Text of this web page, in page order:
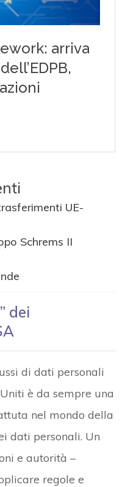
UE-
Schrems II
dei
di dati personali
è da sempre una
nel mondo della
dati personali. Un
e autorità –
regole e